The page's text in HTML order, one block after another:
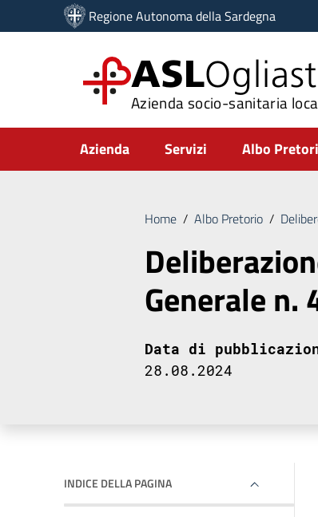
Vai ai contenuti
Vai al menu di navigazione
Regione Autonoma della Sardegna
ASL
Azienda socio-sanitaria
Submenu
Azienda Servizi Albo
Home / Albo Pretorio /
Generale
Data di
28.08.2024
INDICE DELLA PAGINA